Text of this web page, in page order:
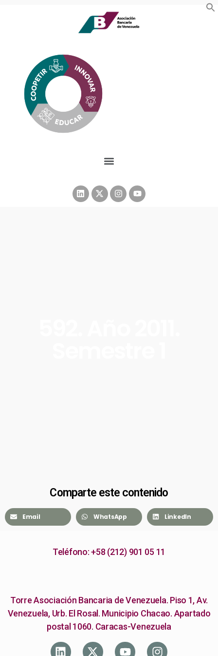
Comparte este contenido
Email WhatsApp LinkedIn
Teléfono: +58 (212) 901 05 11
Torre Asociación Bancaria de Venezuela. Piso 1, Av.
Venezuela, Urb. El Rosal. Municipio Chacao. Apartado
postal 1060. Caracas-Venezuela